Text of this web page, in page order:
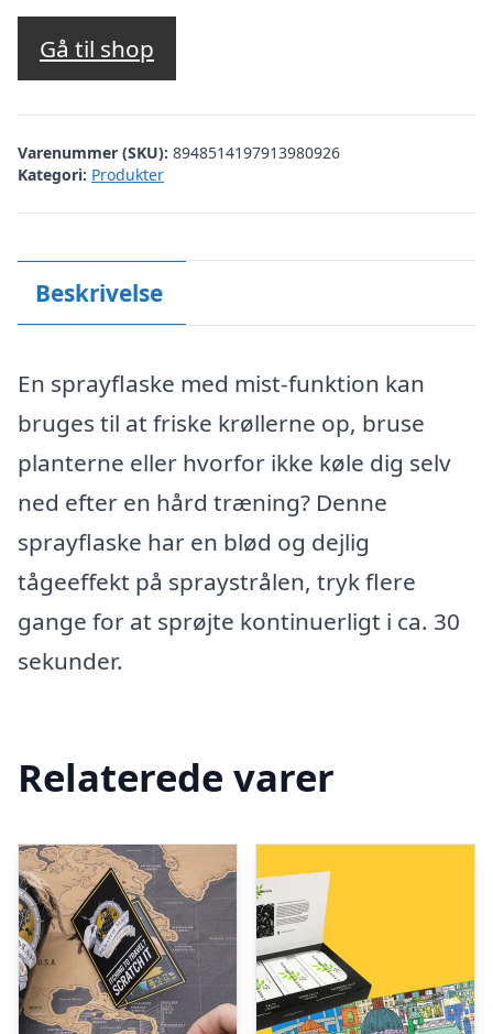
Gå til shop
Varenummer (SKU): 8948514197913980926
Kategori: Produkter
Beskrivelse
En sprayflaske med mist-funktion kan
bruges til at friske krøllerne op, bruse
planterne eller hvorfor ikke køle dig selv
ned efter en hård træning? Denne
sprayflaske har en blød og dejlig
tågeeffekt på spraystrålen, tryk flere
gange for at sprøjte kontinuerligt i ca. 30
sekunder.
Relaterede varer